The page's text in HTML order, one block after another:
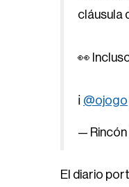
cláusula
👀
ℹ️ @ojogo
— Rincón
El diario